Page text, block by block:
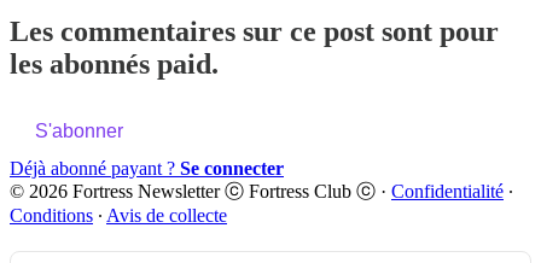
Les commentaires sur ce post sont pour
les abonnés paid.
S'abonner
Déjà abonné payant ? Se connecter
© 2026 Fortress Newsletter ⓒ Fortress Club ⓒ · Confidentialité ∙
Conditions ∙ Avis de collecte